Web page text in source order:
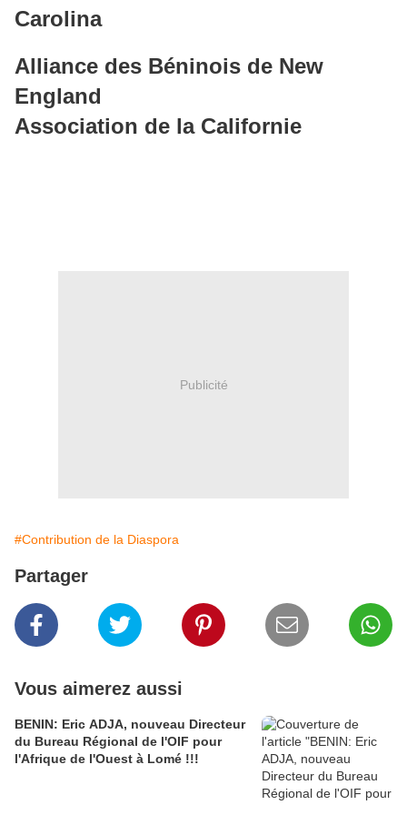
Carolina
Alliance des Béninois de New
England
Association de la Californie
Publicité
#Contribution de la Diaspora
Partager
Vous aimerez aussi
BENIN: Eric ADJA, nouveau Directeur
du Bureau Régional de l'OIF pour
l'Afrique de l'Ouest à Lomé !!!